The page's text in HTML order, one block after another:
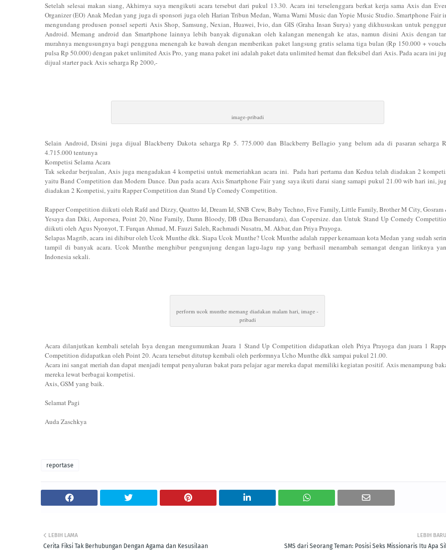
Setelah selesai makan siang, Akhirnya saya mengikuti acara tersebut dari pukul 13.30. Acara ini terselenggara berkat kerja sama Axis dan
Organizer (EO) Anak Medan yang juga di sponsori juga oleh Harian Tribun Medan, Warna Warni Music dan Yopie Music Studio. Smartphone Fair
mengundang produsen ponsel seperti Axis Shop, Samsung, Nexian, Huawei, Ivio, dan GIS (Graha Insan Surya) yang dikhususkan untuk
Android. Memang android dan Smartphone lainnya lebih banyak digunakan oleh kalangan menengah ke atas, namun disini Axis dengan
murahnya mengusungnya bagi pengguna menengah ke bawah dengan memberikan paket langsung gratis selama tiga bulan (Rp 150.000 +
pulsa Rp 50.000) dengan paket unlimited Axis Pro, yang mana paket ini adalah paket data unlimited hemat dan fleksibel dari Axis. Pada acara ini
dijual starter pack Axis seharga Rp 2000,-
image-pribadi
Selain Android, Disini juga dijual Blackberry Dakota seharga Rp 5. 775.000 dan Blackberry Bellagio yang belum ada di pasaran seharga
4.715.000 tentunya
Kompetisi Selama Acara
Tak sekedar berjualan, Axis juga mengadakan 4 kompetisi untuk memeriahkan acara ini. Pada hari pertama dan Kedua telah diadakan 2
yaitu Band Competition dan Modern Dance. Dan pada acara Axis Smartphone Fair yang saya ikuti darai siang samapi pukul 21.00 wib hari ini,
diadakan 2 Kompetisi, yaitu Rapper Competition dan Stand Up Comedy Competition.
Rapper Competition diikuti oleh Rafd and Dizzy, Quattro Id, Dream Id, SNB Crew, Baby Techno, Five Family, Little Family, Brother M City, Gosram
Yesaya dan Diki, Auporsea, Point 20, Nine Family, Damn Bloody, DB (Dua Bersaudara), dan Copersize. dan Untuk Stand Up Comedy
diikuti oleh Agus Nyonyot, T. Furqan Ahmad, M. Fauzi Saleh, Rachmadi Nusatra, M. Akbar, dan Priya Prayoga.
Selapas Magrib, acara ini dihibur oleh Ucok Munthe dkk. Siapa Ucok Munthe? Ucok Munthe adalah rapper kenamaan kota Medan yang sudah
tampil di banyak acara. Ucok Munthe menghibur pengunjung dengan lagu-lagu rap yang berhasil menambah semangat dengan liriknya
Indonesia sekali.
perform ucok munthe memang diadakan malam hari, image -
pribadi
Acara dilanjutkan kembali setelah Isya dengan mengumumkan Juara 1 Stand Up Competition didapatkan oleh Priya Prayoga dan juara 1
Competition didapatkan oleh Point 20. Acara tersebut ditutup kembali oleh performnya Ucho Munthe dkk sampai pukul 21.00.
Acara ini sangat meriah dan dapat menjadi tempat penyaluran bakat para pelajar agar mereka dapat memiliki kegiatan positif. Axis menampung
mereka lewat berbagai kompetisi.
Axis, GSM yang baik.
Selamat Pagi
Auda Zaschkya
reportase
LEBIH BARU
SMS dari Seorang Teman: Posisi Seks Missionaris Itu Apa
LEBIH LAMA
Cerita Fiksi Tak Berhubungan Dengan Agama dan Kesusilaan